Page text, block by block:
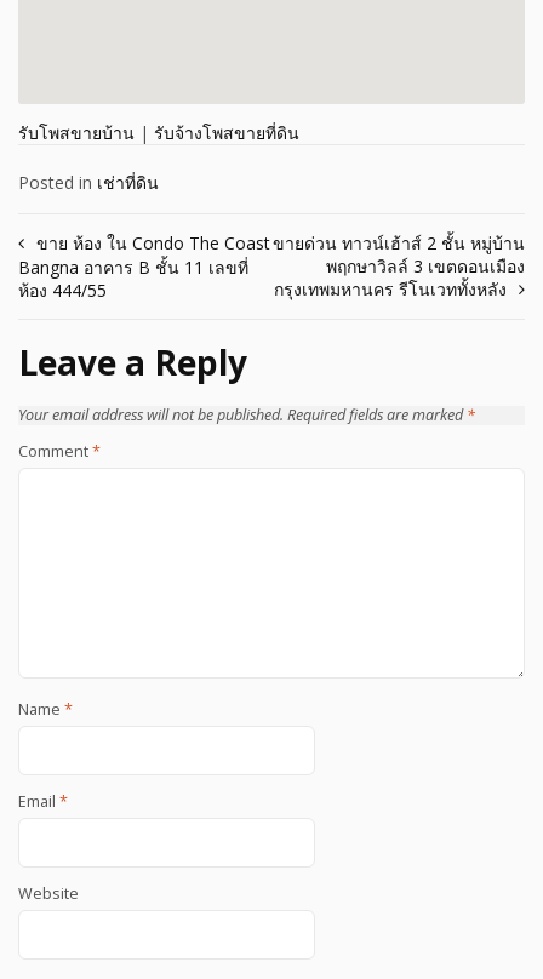
รับโพสขายบ้าน | รับจ้างโพสขายที่ดิน
Posted in เช่าที่ดิน
Post
navigation
ขาย ห้อง ใน Condo The Coast
Bangna อาคาร B ชั้น 11 เลขที่
ห้อง 444/55
ขายด่วน ทาวน์เฮ้าส์ 2 ชั้น หมู่บ้าน
พฤกษาวิลล์ 3 เขตดอนเมือง
กรุงเทพมหานคร รีโนเวททั้งหลัง
Leave a Reply
Your email address will not be published. Required fields are marked*
Comment*
Name *
Email *
Website